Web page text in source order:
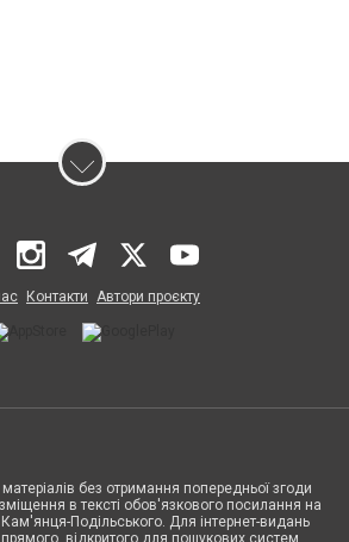
Контакти Автори проєкту
без отримання попередньої згоди
в тексті обов'язкового посилання на
Подільського. Для інтернет-видань
відкритого для пошукових систем